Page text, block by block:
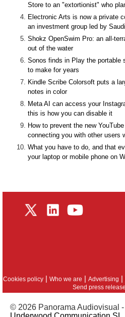
Store to an "extortionist" who
Electronic Arts is now a private
an investment group led by
Shokz OpenSwim Pro: an all-
out of the water
Sonos finds in Play the portable
to make for years
Kindle Scribe Colorsoft puts a
notes in color
Meta AI can access your
this is how you can disable it
How to prevent the new
connecting you with other users
What you have to do, and that
your laptop or mobile phone on
Cookies policy | Who we are | Advertising |
Send press release
© 2026 Panorama Audiovisual -